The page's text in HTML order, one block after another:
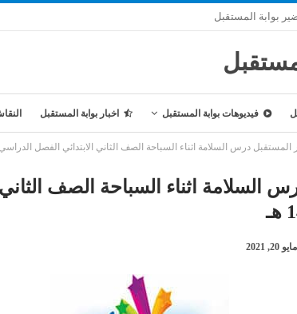
بوابة المستقبل
فيديوهات بوابة المستقبل اخبار بوابة المستقبل
درس السلامة اثناء السباحة الصف الثاني الابتدائي الفصل الدراسي الاول
السلامة اثناء السباحة الصف الثاني
مايو 20, 2021